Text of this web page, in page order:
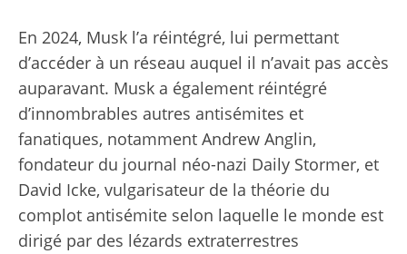
En 2024, Musk l’a réintégré, lui permettant
d’accéder à un réseau auquel il n’avait pas accès
auparavant. Musk a également réintégré
d’innombrables autres antisémites et
fanatiques, notamment Andrew Anglin,
fondateur du journal néo-nazi Daily Stormer, et
David Icke, vulgarisateur de la théorie du
complot antisémite selon laquelle le monde est
dirigé par des lézards extraterrestres